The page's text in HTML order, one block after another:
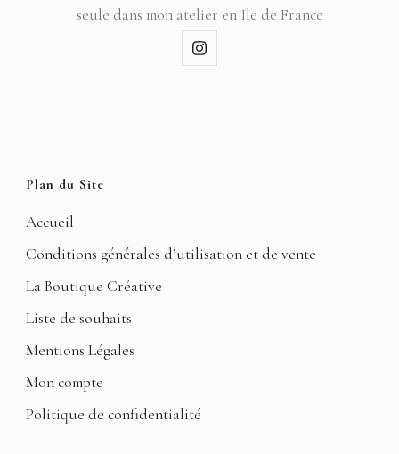
seule dans mon atelier en Ile de France
Plan du Site
Accueil
Conditions générales d’utilisation et de vente
La Boutique Créative
Liste de souhaits
Mentions Légales
Mon compte
Politique de confidentialité